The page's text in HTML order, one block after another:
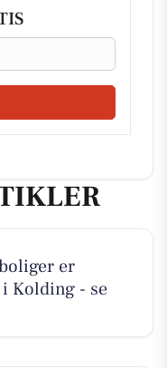
er
Kolding - se